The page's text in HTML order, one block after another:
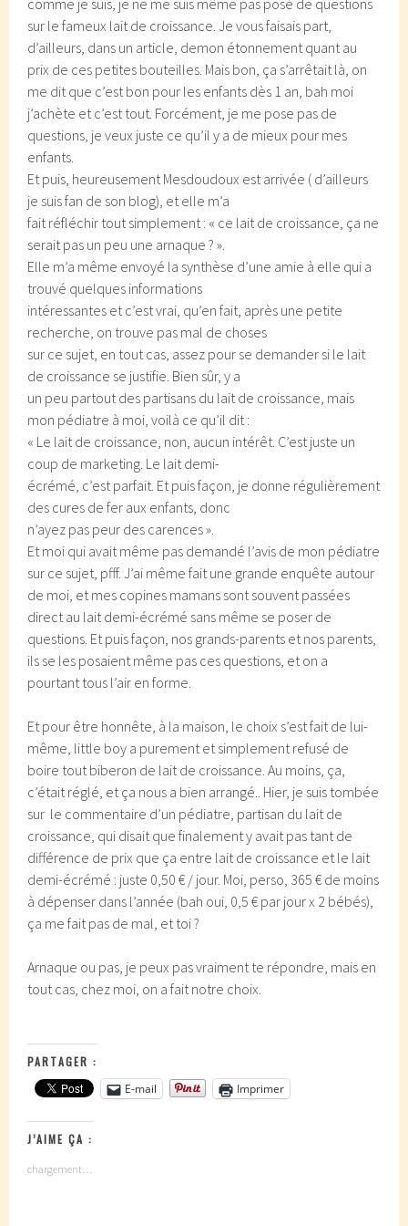
comme je suis, je ne me suis même pas posé de questions
sur le fameux lait de croissance. Je vous faisais part,
d’ailleurs, dans un article, demon étonnement quant au
prix de ces petites bouteilles. Mais bon, ça s’arrêtait là, on
me dit que c’est bon pour les enfants dès 1 an, bah moi
j’achète et c’est tout. Forcément, je me pose pas de
questions, je veux juste ce qu’il y a de mieux pour mes
enfants.
Et puis, heureusement Mesdoudoux est arrivée ( d’ailleurs
je suis fan de son blog), et elle m’a
fait réfléchir tout simplement : « ce lait de croissance, ça ne
serait pas un peu une arnaque ? ».
Elle m’a même envoyé la synthèse d’une amie à elle qui a
trouvé quelques informations
intéressantes et c’est vrai, qu’en fait, après une petite
recherche, on trouve pas mal de choses
sur ce sujet, en tout cas, assez pour se demander si le lait
de croissance se justifie. Bien sûr, y a
un peu partout des partisans du lait de croissance, mais
mon pédiatre à moi, voilà ce qu’il dit :
« Le lait de croissance, non, aucun intérêt. C’est juste un
coup de marketing. Le lait demi-
écrémé, c’est parfait. Et puis façon, je donne régulièrement
des cures de fer aux enfants, donc
n’ayez pas peur des carences ».
Et moi qui avait même pas demandé l’avis de mon pédiatre
sur ce sujet, pfff. J’ai même fait une grande enquête autour
de moi, et mes copines mamans sont souvent passées
direct au lait demi-écrémé sans même se poser de
questions. Et puis façon, nos grands-parents et nos parents,
ils se les posaient même pas ces questions, et on a
pourtant tous l’air en forme.
Et pour être honnête, à la maison, le choix s’est fait de lui-
même, little boy a purement et simplement refusé de
boire tout biberon de lait de croissance. Au moins, ça,
c’était réglé, et ça nous a bien arrangé.. Hier, je suis tombée
sur le commentaire d’un pédiatre, partisan du lait de
croissance, qui disait que finalement y avait pas tant de
différence de prix que ça entre lait de croissance et le lait
demi-écrémé : juste 0,50 € / jour. Moi, perso, 365 € de moins
à dépenser dans l’année (bah oui, 0,5 € par jour x 2 bébés),
ça me fait pas de mal, et toi ?
Arnaque ou pas, je peux pas vraiment te répondre, mais en
tout cas, chez moi, on a fait notre choix.
PARTAGER :
E-mail
Imprimer
J’AIME ÇA :
chargement…